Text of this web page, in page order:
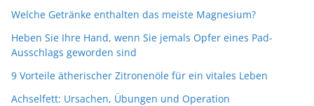
Welche Getränke enthalten das meiste Magnesium?
Heben Sie Ihre Hand, wenn Sie jemals Opfer eines Pad-
Ausschlags geworden sind
9 Vorteile ätherischer Zitronenöle für ein vitales Leben
Achselfett: Ursachen, Übungen und Operation